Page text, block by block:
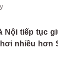
Nội tiếp tục
nhiều hơn